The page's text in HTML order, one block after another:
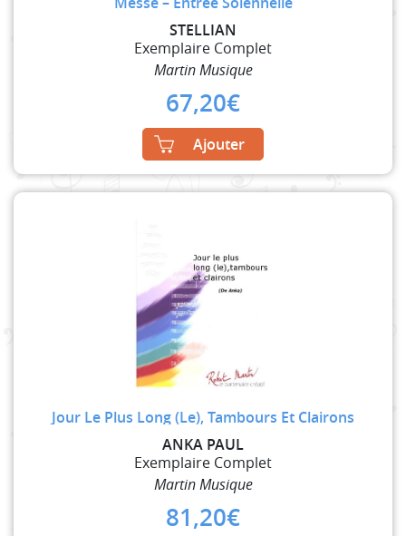
STELLIAN
Exemplaire Complet
Martin Musique
67,20€
Ajouter
Jour Le Plus Long (Le), Tambours Et Clairons
ANKA PAUL
Exemplaire Complet
Martin Musique
81,20€